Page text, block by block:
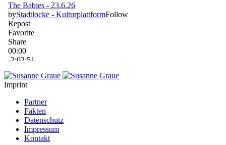
Imprint
Partner
Fakten
Datenschutz
Impressum
Kontakt